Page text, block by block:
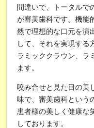
間違いで、トータルで
が審美歯科です。機能
然で理想的な口元を演
して、それを実現する
ラミッククラウン、ラ
ます。
咬み合せと見た目の美
味で、審美歯科という
患者様の美しく健康な
しております。